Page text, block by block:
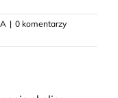
| 0 komentarzy